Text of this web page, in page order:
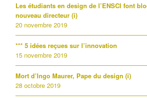
Les étudiants en design de l’ENSCI font
nouveau directeur (i)
20 novembre 2019
*** 5 idées reçues sur l’innovation
15 novembre 2019
Mort d’Ingo Maurer, Pape du design (i)
28 octobre 2019